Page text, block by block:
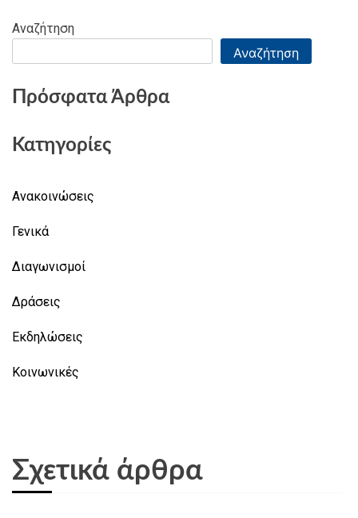
Αναζήτηση
Αναζήτηση
Πρόσφατα Άρθρα
Κατηγορίες
Ανακοινώσεις
Γενικά
Διαγωνισμοί
Δράσεις
Εκδηλώσεις
Κοινωνικές
Σχετικά άρθρα